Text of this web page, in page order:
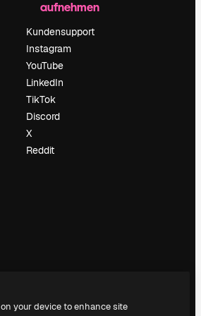
aufnehmen
Kundensupport
Instagram
YouTube
LinkedIn
TikTok
Discord
X
Reddit
your device to enhance site